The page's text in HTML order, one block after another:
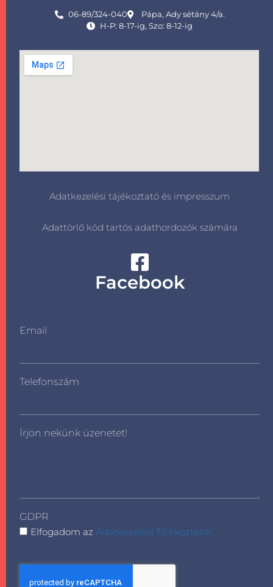
06-89/324-040
Pápa, Ady sétány 4/a.
H-P: 8-17-ig, Szo: 8-12-ig
Adatkezelési tájékoztató és impresszum
Adattörlő kód tartós adathordozók számára
Facebook
Email
Telefonszám
Írjon nekünk üzenetet!
GDPR
Elfogadom azAdatkezelési Tájékoztatót.